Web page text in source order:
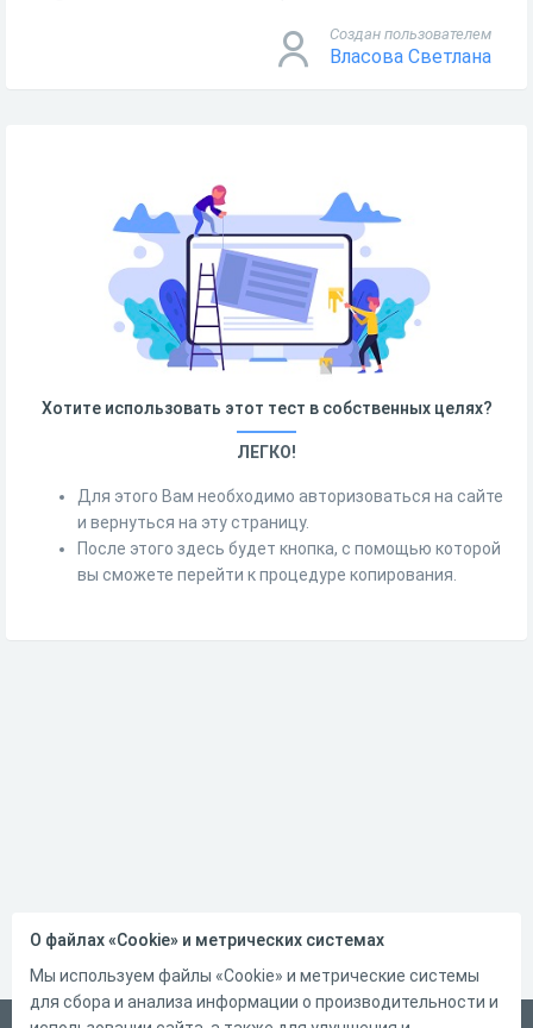
Создан пользователем
Власова Светлана
Хотите использовать этот тест в собственных целях?
ЛЕГКО!
Для этого Вам необходимо авторизоваться на сайте
и вернуться на эту страницу.
После этого здесь будет кнопка, с помощью которой
вы сможете перейти к процедуре копирования.
О файлах «Cookie» и метрических системах
Мы используем файлы «Cookie» и метрические системы
для сбора и анализа информации о производительности и